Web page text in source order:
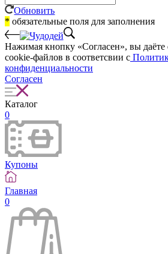
Обновить
* обязательные поля для заполнения
Нажимая кнопку «Согласен», вы даёте
cookie-файлов в соответсвии с
конфиденциальности
Согласен
Каталог
0
Купоны
Главная
0